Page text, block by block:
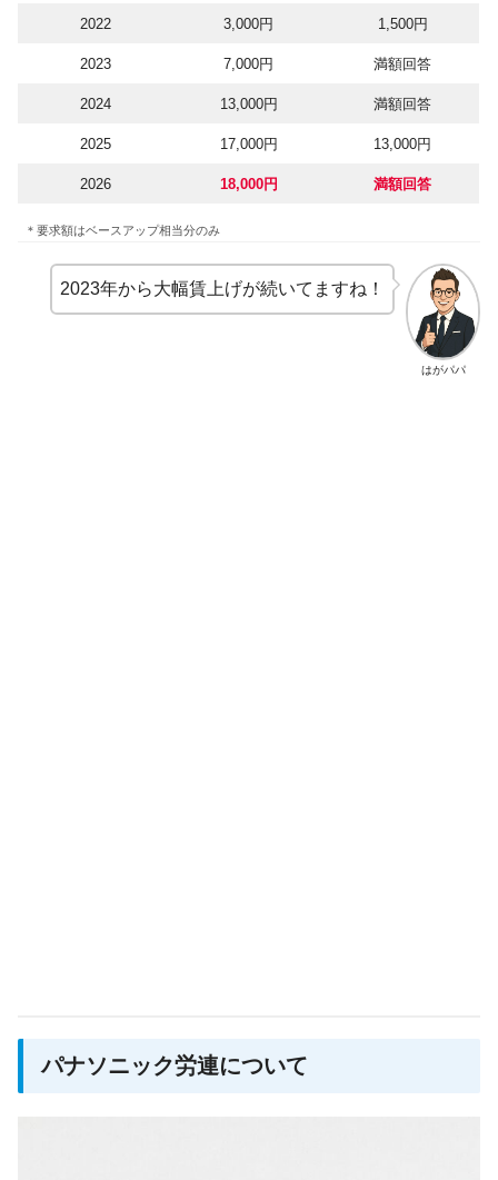
2022 3,000円 1,500円
2023 7,000円 満額回答
2024 13,000円 満額回答
2025 17,000円 13,000円
2026 18,000円 満額回答
＊要求額はベースアップ相当分のみ
はがパパ
2023年から大幅賃上げが続いてますね！
パナソニック労連について